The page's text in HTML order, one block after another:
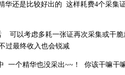
华还是比较好出的 这样耗费4个采集
可以考虑多耗一张证再次采集或干脆
过最终收入也会锐减
一个精华也没采出~~！ 你该干嘛干